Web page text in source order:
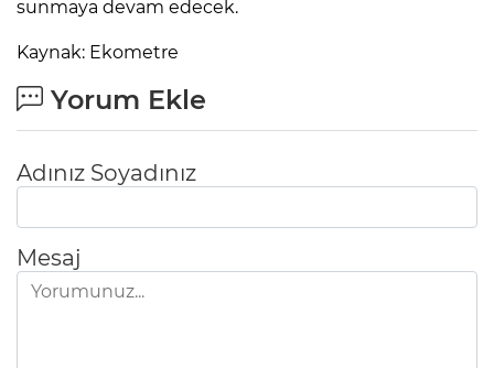
sunmaya devam edecek.
Kaynak: Ekometre
Yorum Ekle
Adınız Soyadınız
Mesaj